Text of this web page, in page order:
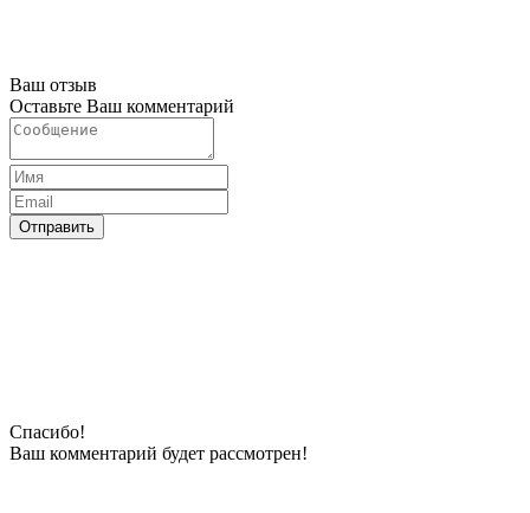
Ваш отзыв
Оставьте Ваш комментарий
Отправить
Спасибо!
Ваш комментарий будeт рассмотрен!